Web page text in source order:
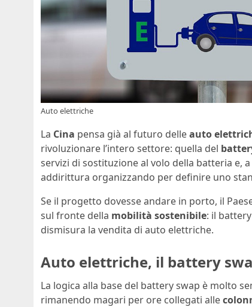
Auto elettriche
La Cina pensa già al futuro delleauto
rivoluzionare l’intero settore: quella del
servizi di sostituzione al volo della batteria e,
addirittura organizzando per definire uno
Se il progetto dovesse andare in porto, il
sul fronte della mobilità sostenibile: il
dismisura la vendita di auto elettriche.
Auto elettriche, il battery
La logica alla base del battery swap è molto
rimanendo magari per ore collegati alle